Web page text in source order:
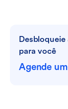
para você
Agende